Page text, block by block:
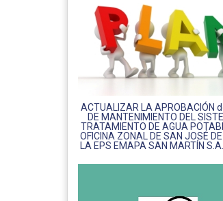
ACTUALIZAR LA APROBACIÓN
DE MANTENIMIENTO DEL
TRATAMIENTO DE AGUA
OFICINA ZONAL DE SAN JOSÉ
LA EPS EMAPA SAN MARTÍN